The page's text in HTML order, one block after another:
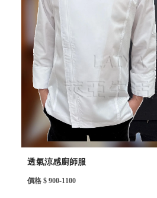
透氣涼感廚師服
價格 $ 900-1100